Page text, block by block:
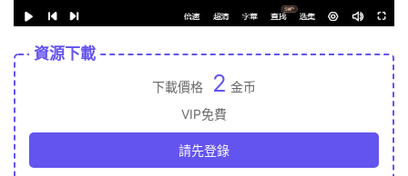
資源下載
下載價格 2 金币
VIP免費
請先登錄